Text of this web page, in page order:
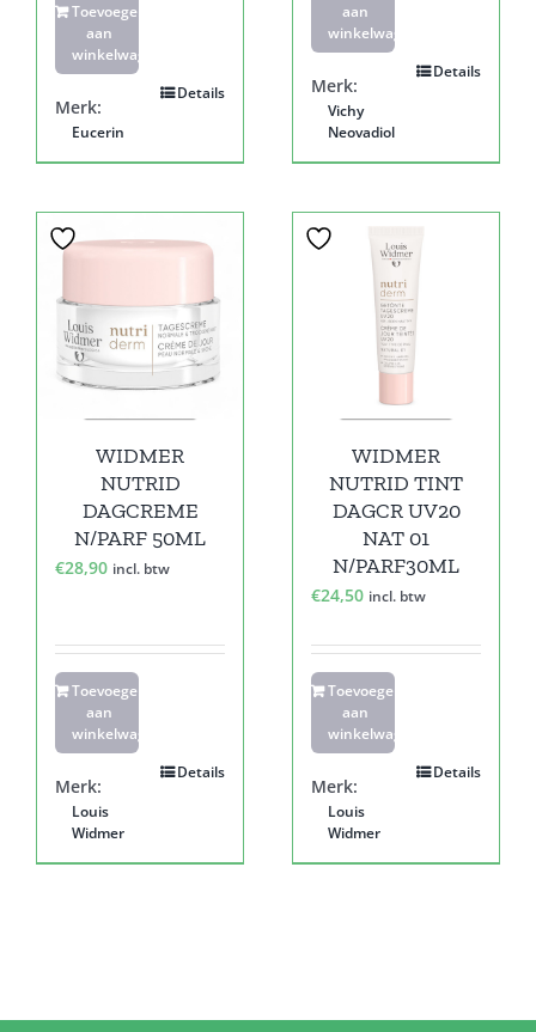
Toevoegen
aan
winkelwagen
Details
Merk:
Eucerin
aan
winkelwagen
Details
Merk:
Vichy
Neovadiol
WIDMER
NUTRID
DAGCREME
N/PARF 50ML
€28,90 incl. btw
Toevoegen
aan
winkelwagen
Details
Merk:
Louis
Widmer
WIDMER
NUTRID TINT
DAGCR UV20
NAT 01
N/PARF30ML
€24,50 incl. btw
Toevoegen
aan
winkelwagen
Details
Merk:
Louis
Widmer